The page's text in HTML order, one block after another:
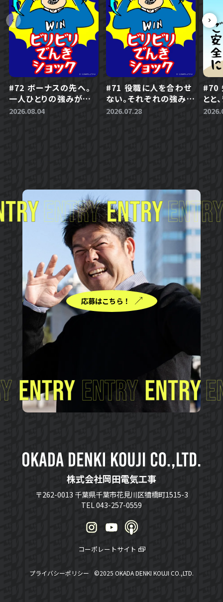
#72 ボーナスの先へ。
一人ひとりの強みが生
きる会社づくり
2026.08.04
#71 役職に人を合わせ
ない。それぞれの強みを
活かす組織づくり
2026.07.28
#70
とと
とは
応募はこちら！
株式会社岡田電気工事
〒262-0013 千葉県千葉市花見川区犢橋町1515-3
TEL 043-257-0559
コーポレートサイト
プライバシーポリシー ©2025 OKADA DENKI KOUJI CO.,LTD.